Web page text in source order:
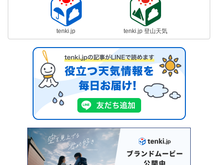
tenki.jp tenki.jp 登山天気